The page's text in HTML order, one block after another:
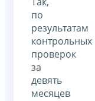
по
результатам
контрольных
проверок
за
девять
месяцев